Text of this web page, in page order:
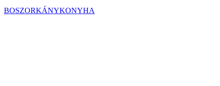
BOSZORKÁNYKONYHA